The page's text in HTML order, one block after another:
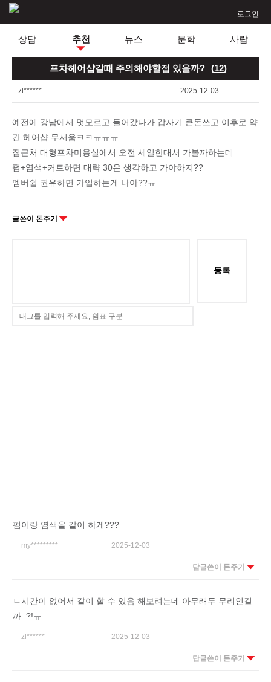
로그인
상담 추천 뉴스 문학 사람
프차헤어샵갈때 주의해야할점 있을까? (12)
zl****** 2025-12-03
예전에 강남에서 멋모르고 들어갔다가 갑자기 큰돈쓰고 이후로 약
간 헤어샵 무서움ㅋㅋㅠㅠㅠ
집근처 대형프차미용실에서 오전 세일한대서 가볼까하는데
펌+염색+커트하면 대략 30은 생각하고 가야하지??
멤버쉽 권유하면 가입하는게 나아??ㅠ
글쓴이 돈주기
등록
펌이랑 염색을 같이 하게???
my********* 2025-12-03
답글쓴이 돈주기
ㄴ시간이 없어서 같이 할 수 있음 해보려는데 아무래두 무리인걸
까..?!ㅠ
zl****** 2025-12-03
답글쓴이 돈주기